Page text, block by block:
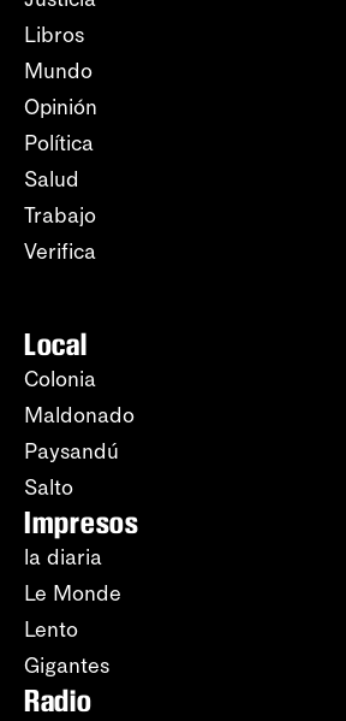
Libros
Mundo
Opinión
Política
Salud
Trabajo
Verifica
Local
Colonia
Maldonado
Paysandú
Salto
Impresos
la diaria
Le Monde
Lento
Gigantes
Radio